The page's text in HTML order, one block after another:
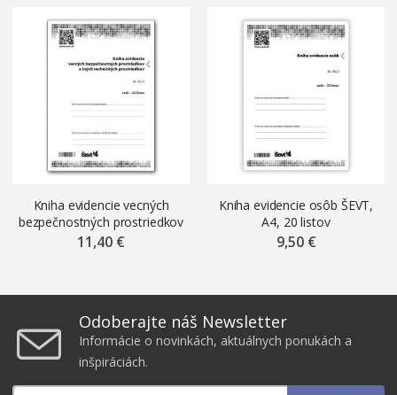
Kniha evidencie vecných
bezpečnostných prostriedkov
ŠEVT, A4, 22 listov
11,40 €
Kniha evidencie osôb ŠEVT,
A4, 20 listov
9,50 €
Odoberajte náš Newsletter
Informácie o novinkách, aktuálnych ponukách a
inšpiráciách.